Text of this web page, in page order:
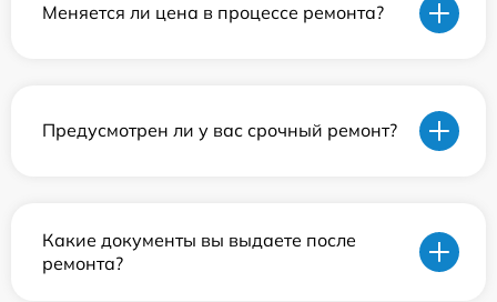
Меняется ли цена в процессе ремонта?
Предусмотрен ли у вас срочный ремонт?
Какие документы вы выдаете после
ремонта?